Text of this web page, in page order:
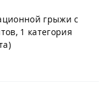
грыжи с
1 категория